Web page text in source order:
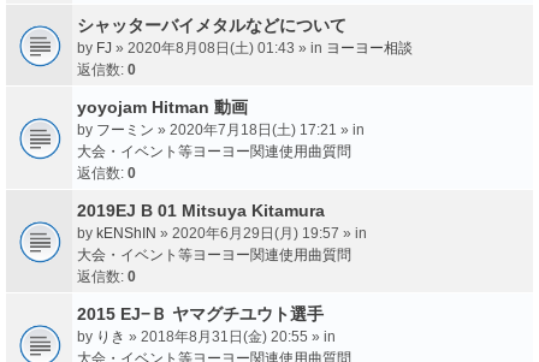
シャッターバイメタルなどについて
by FJ » 2020年8月08日(土) 01:43 » in ヨーヨー相談
返信数: 0
yoyojam Hitman 動画
by フーミン » 2020年7月18日(土) 17:21 » in
大会・イベント等ヨーヨー関連使用曲質問
返信数: 0
2019EJ B 01 Mitsuya Kitamura
by kENShIN » 2020年6月29日(月) 19:57 » in
大会・イベント等ヨーヨー関連使用曲質問
返信数: 0
2015 EJ−Ｂ ヤマグチユウト選手
by りき » 2018年8月31日(金) 20:55 » in
大会・イベント等ヨーヨー関連使用曲質問